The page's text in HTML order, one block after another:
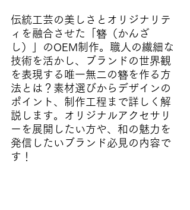
伝統工芸の美しさとオリジナリテ
ィを融合させた「簪（かんざ
し）」のOEM制作。職人の繊細な
技術を活かし、ブランドの世界観
を表現する唯一無二の簪を作る方
法とは？素材選びからデザインの
ポイント、制作工程まで詳しく解
説します。オリジナルアクセサリ
ーを展開したい方や、和の魅力を
発信したいブランド必見の内容で
す！